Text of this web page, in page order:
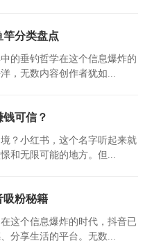
分类盘点
的垂钓哲学在这个信息爆炸的
，无数内容创作者犹如...
可信？
？小红书，这个名字听起来就
和无限可能的地方。但...
吸粉秘籍
这个信息爆炸的时代，抖音已
分享生活的平台。无数...